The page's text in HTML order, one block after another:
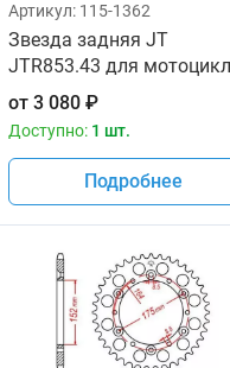
Артикул: 115-1362
Звезда задняя JT
JTR853.43 для
от 3 080₽
Доступно: 1 шт.
Подробнее